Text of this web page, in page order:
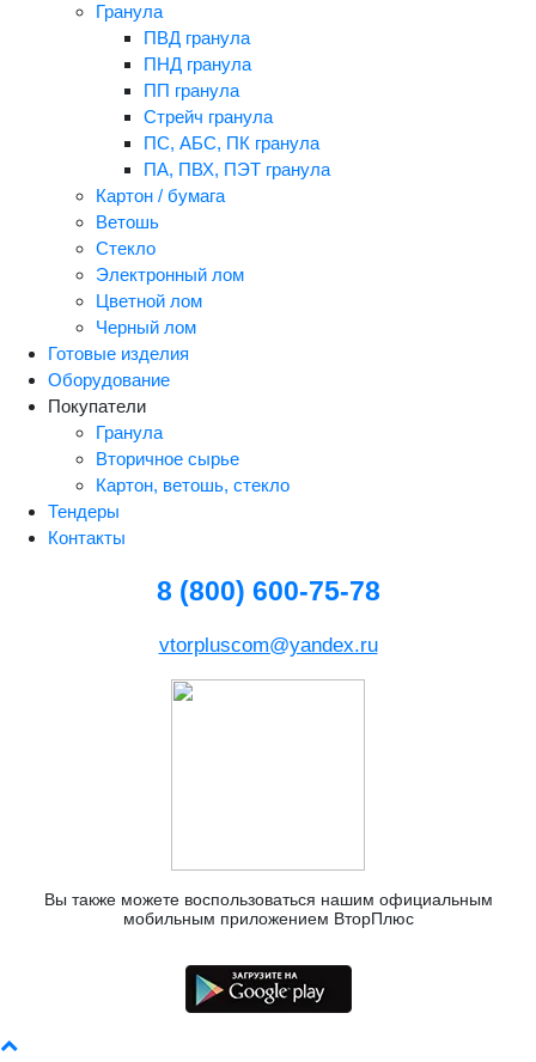
Гранула
ПВД гранула
ПНД гранула
ПП гранула
Стрейч гранула
ПС, АБС, ПК гранула
ПА, ПВХ, ПЭТ гранула
Картон / бумага
Ветошь
Стекло
Электронный лом
Цветной лом
Черный лом
Готовые изделия
Оборудование
Покупатели
Гранула
Вторичное сырье
Картон, ветошь, стекло
Тендеры
Контакты
8 (800) 600-75-78
vtorpluscom@yandex.ru
Вы также можете воспользоваться нашим официальным
мобильным приложением ВторПлюс